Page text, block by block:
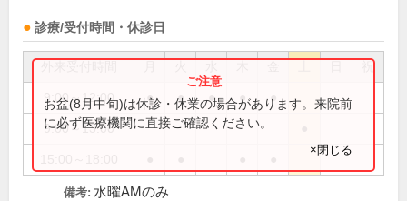
診療/受付時間・休診日
祝
9:00～12:00 ● ● ● ● ●
9:00～13:00
お盆(8月中旬)は休診・休業の場合があります。来院前
に必ず医療機関に直接ご確認ください。
×閉じる
備考: 水曜AMのみ